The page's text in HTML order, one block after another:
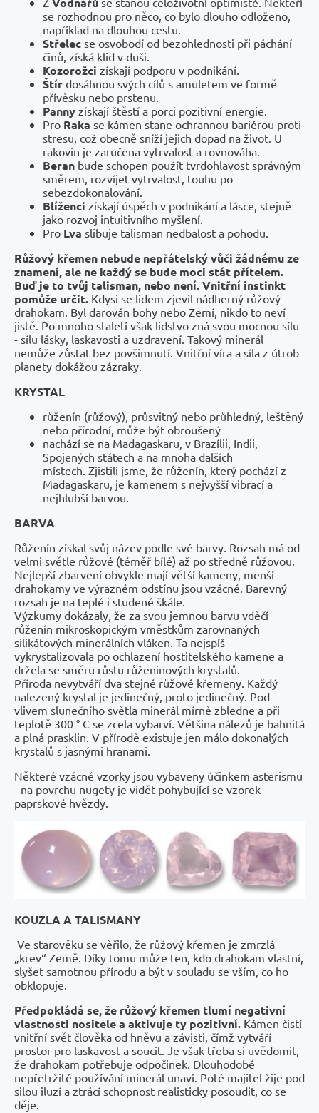
se rozhodnou pro něco, co bylo dlouho odloženo,
například na dlouhou cestu.
Střelec se osvobodí od bezohlednosti při páchání
činů, získá klid v duši.
Kozorožci získají podporu v podnikání.
Štír dosáhnou svých cílů s amuletem ve formě
přívěsku nebo prstenu.
Panny získají štěstí a porci pozitivní energie.
Pro Raka se kámen stane ochrannou bariérou proti
stresu, což obecně sníží jejich dopad na život. U
rakovin je zaručena vytrvalost a rovnováha.
Beran bude schopen použít tvrdohlavost správným
směrem, rozvíjet vytrvalost, touhu po
sebezdokonalování.
Blíženci získají úspěch v podnikání a lásce, stejně
jako rozvoj intuitivního myšlení.
Pro Lva slibuje talisman nedbalost a pohodu.
Růžový křemen nebude nepřátelský vůči žádnému ze
znamení, ale ne každý se bude moci stát přítelem.
Buď je to tvůj talisman, nebo není. Vnitřní instinkt
pomůže určit. Kdysi se lidem zjevil nádherný růžový
drahokam. Byl darován bohy nebo Zemí, nikdo to neví
jistě. Po mnoho staletí však lidstvo zná svou mocnou sílu
- sílu lásky, laskavosti a uzdravení. Takový minerál
nemůže zůstat bez povšimnutí. Vnitřní víra a síla z útrob
planety dokážou zázraky.
KRYSTAL
růženín (růžový), průsvitný nebo průhledný, leštěný
nebo přírodní, může být obroušený
nachází se na Madagaskaru, v Brazílii, Indii,
Spojených státech a na mnoha dalších
místech. Zjistili jsme, že růženín, který pochází z
Madagaskaru, je kamenem s nejvyšší vibrací a
nejhlubší barvou.
BARVA
Růženín získal svůj název podle své barvy. Rozsah má od
velmi světle růžové (téměř bílé) až po středně růžovou.
Nejlepší zbarvení obvykle mají větší kameny, menší
drahokamy ve výrazném odstínu jsou vzácné. Barevný
rozsah je na teplé i studené škále.
Výzkumy dokázaly, že za svou jemnou barvu vděčí
růženín mikroskopickým vměstkům zarovnaných
silikátových minerálních vláken. Ta nejspíš
vykrystalizovala po ochlazení hostitelského kamene a
držela se směru růstu růženinových krystalů.
Příroda nevytváří dva stejné růžové křemeny. Každý
nalezený krystal je jedinečný, proto jedinečný. Pod
vlivem slunečního světla minerál mírně zbledne a při
teplotě 300 ° C se zcela vybarví. Většina nálezů je bahnitá
a plná prasklin. V přírodě existuje jen málo dokonalých
krystalů s jasnými hranami.
Některé vzácné vzorky jsou vybaveny účinkem asterismu
- na povrchu nugety je vidět pohybující se vzorek
paprskové hvězdy.
KOUZLA A TALISMANY
Ve starověku se věřilo, že růžový křemen je zmrzlá
„krev“ Země. Díky tomu může ten, kdo drahokam vlastní,
slyšet samotnou přírodu a být v souladu se vším, co ho
obklopuje.
Předpokládá se, že růžový křemen tlumí negativní
vlastnosti nositele a aktivuje ty pozitivní. Kámen čistí
vnitřní svět člověka od hněvu a závisti, čímž vytváří
prostor pro laskavost a soucit. Je však třeba si uvědomit,
že drahokam potřebuje odpočinek. Dlouhodobé
nepřetržité používání minerál unaví. Poté majitel žije pod
silou iluzí a ztrácí schopnost realisticky posoudit, co se
děje.